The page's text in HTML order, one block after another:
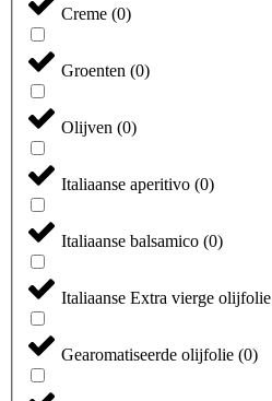
Creme (0)
Groenten (0)
Olijven (0)
Italiaanse aperitivo (0)
Italiaanse balsamico (0)
Italiaanse Extra vierge olijfolie
Gearomatiseerde olijfolie (0)